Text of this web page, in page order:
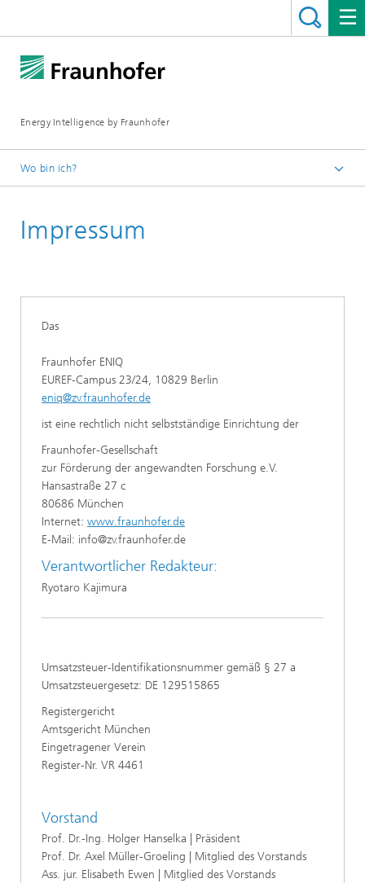
Energy Intelligence by Fraunhofer
Wo bin ich?
Impressum
Das
Fraunhofer ENIQ
EUREF-Campus 23/24, 10829 Berlin
eniq@zv.fraunhofer.de
ist eine rechtlich nicht selbstständige Einrichtung der
Fraunhofer-Gesellschaft
zur Förderung der angewandten Forschung e.V.
Hansastraße 27 c
80686 München
Internet: www.fraunhofer.de
E-Mail: info@zv.fraunhofer.de
Verantwortlicher Redakteur:
Ryotaro Kajimura
Umsatzsteuer-Identifikationsnummer gemäß § 27 a
Umsatzsteuergesetz: DE 129515865
Registergericht
Amtsgericht München
Eingetragener Verein
Register-Nr. VR 4461
Vorstand
Prof. Dr.-Ing. Holger Hanselka | Präsident
Prof. Dr. Axel Müller-Groeling | Mitglied des Vorstands
Ass. jur. Elisabeth Ewen | Mitglied des Vorstands